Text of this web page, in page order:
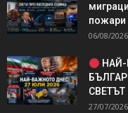
пожари
06/08/2026
СВЕТЪТ
27/07/2026